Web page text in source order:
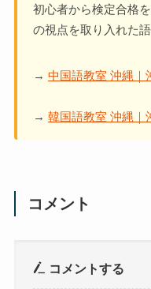
初心者から検定合格
の視点を取り入れた語
→ 中国語教室 沖縄｜
→ 韓国語教室 沖縄｜
コメント
コメントする